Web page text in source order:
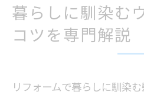
暮らしに馴染む
コツを専門解説
リフォームで暮らしに馴染